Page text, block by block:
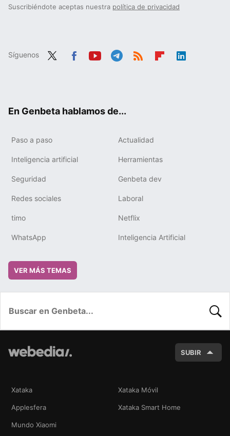
Suscribiéndote aceptas nuestra política de privacidad
Síguenos
En Genbeta hablamos de...
Paso a paso Actualidad
Inteligencia artificial Herramientas
Seguridad Genbeta dev
Redes sociales Laboral
timo Netflix
WhatsApp Inteligencia Artificial
VER MÁS TEMAS
SUBIR
Xataka Xataka Móvil
Applesfera Xataka Smart Home
Mundo Xiaomi